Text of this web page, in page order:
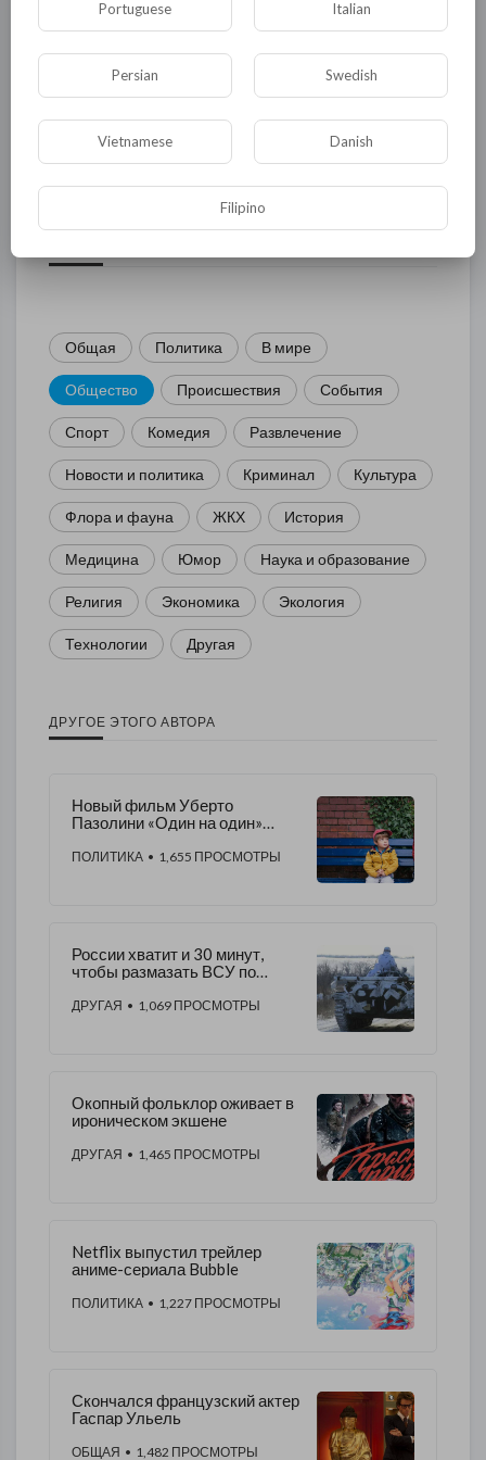
Комментариев нет
Общая Политика В мире
Общество Происшествия События
Спорт Комедия Развлечение
Новости и политика Криминал Культура
Флора и фауна ЖКХ История
Медицина Юмор Наука и образование
Религия Экономика Экология
Технологии Другая
ДРУГОЕ ЭТОГО АВТОРА
Новый фильм Уберто
Пазолини «Один на один»
актер Джеймс Нортон
ПОЛИТИКА • 1,655 ПРОСМОТРЫ
России хватит и 30 минут,
чтобы размазать ВСУ по
морской пехоты США
ДРУГАЯ • 1,069 ПРОСМОТРЫ
Окопный фольклор оживает в
ироническом экшене
ДРУГАЯ • 1,465 ПРОСМОТРЫ
Netflix выпустил трейлер
аниме-сериала Bubble
ПОЛИТИКА • 1,227 ПРОСМОТРЫ
Скончался французский актер
Гаспар Ульель
ОБЩАЯ • 1,482 ПРОСМОТРЫ
Portuguese Italian
Persian Swedish
Vietnamese Danish
Filipino